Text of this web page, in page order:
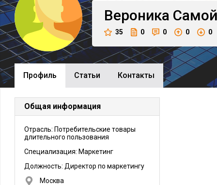
Вероника
35 0 0 0 0
Профиль Cтатьи Контакты
Общая информация
Отрасль: Потребительские товары
длительного пользования
Специализация: Маркетинг
Должность: Директор по маркетингу
Москва